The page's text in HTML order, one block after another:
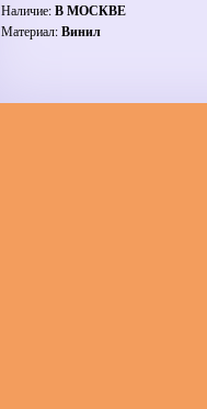
Наличие:В МОСКВЕ
Материал:Винил